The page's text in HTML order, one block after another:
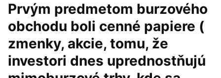
Prvým predmetom burzového
obchodu boli cenné papiere (
zmenky, akcie, tomu, že
investori dnes uprednostňujú